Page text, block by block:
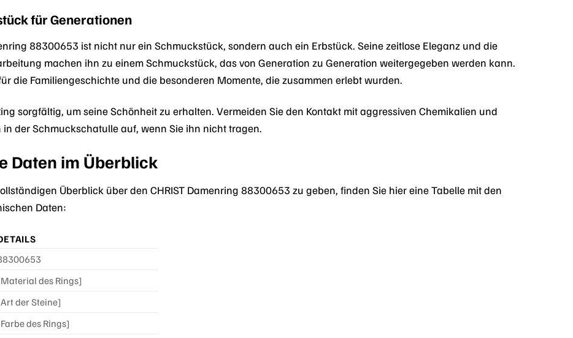
für Generationen
88300653 ist nicht nur ein Schmuckstück, sondern auch ein Erbstück. Seine zeitlose Eleganz und die
machen ihn zu einem Schmuckstück, das von Generation zu Generation weitergegeben werden kann.
die Familiengeschichte und die besonderen Momente, die zusammen erlebt wurden.
sorgfältig, um seine Schönheit zu erhalten. Vermeiden Sie den Kontakt mit aggressiven Chemikalien und
in der Schmuckschatulle auf, wenn Sie ihn nicht tragen.
Daten im Überblick
Überblick über den CHRIST Damenring 88300653 zu geben, finden Sie hier eine Tabelle mit den
Daten:
des Rings]
der Steine]
des Rings]